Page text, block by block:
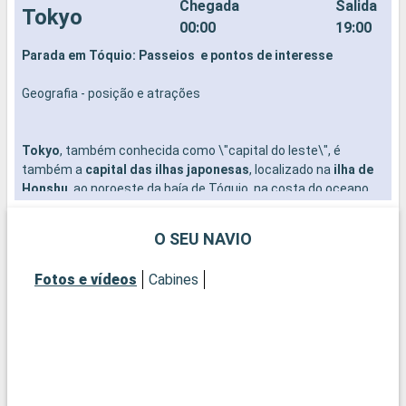
Tokyo
Chegada
00:00
Salida
19:00
Parada em Tóquio: Passeios e pontos de interesse
Geografia - posição e atrações
Tokyo, também conhecida como \"capital do leste\", é
também a capital das ilhas japonesas, localizado na ilha de
Honshu , ao noroeste da baía de Tóquio, na costa do oceano
Skytree, o edifício mais alto do país, e também a torre de
melhor vista panorâmica deTóquio
O SEU NAVIO
Fotos e vídeos Cabines